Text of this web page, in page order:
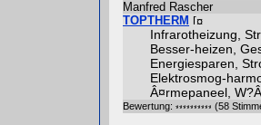
Manfred Rascher
TOPTHERM
Infrarotheizung,
Besser-heizen,
Energiesparen,
Elektrosmog-
Â¤rmepaneel,
Bewertung: (58